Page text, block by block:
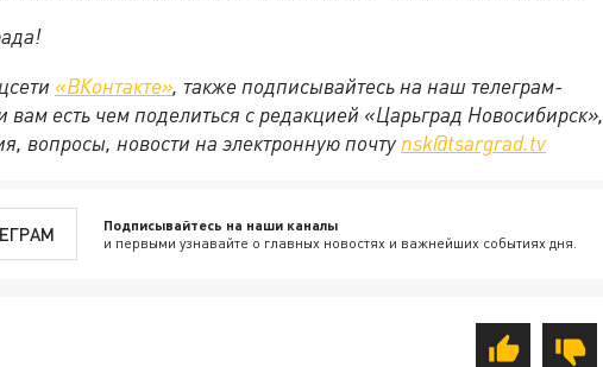
«ВКонтакте», также подписывайтесь на наш телеграм-
вам есть чем поделиться с редакцией «Царьград Новосибирск»,
вопросы, новости на электронную почту nsk@tsargrad.tv
Подписывайтесь на наши каналы
и первыми узнавайте о главных новостях и важнейших событиях дня.